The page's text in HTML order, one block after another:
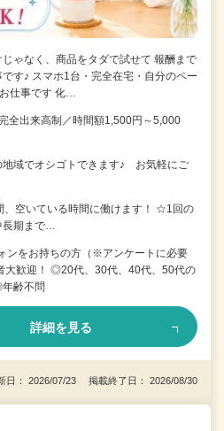
ゃなく、商品をタダで試せて 報酬まで
す♪ スマホ1台・完全在宅・自分のペー
仕事です 化…
全出来高制／時間額1,500円～5,000
地域でオシゴトできます♪ お気軽にご
、空いている時間に働けます！ ☆1回の
長期まで…
ンをお持ちの方（※アンケートに必要
大歓迎！ ◎20代、30代、40代、50代の
齢不問
詳細を見る
日： 2026/07/23 掲載終了日： 2026/08/30